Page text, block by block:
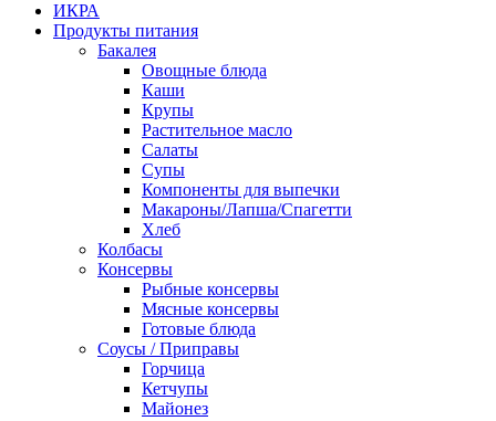
ИКРА
Продукты питания
Бакалея
Овощные блюда
Каши
Крупы
Растительное масло
Салаты
Супы
Компоненты для выпечки
Макароны/Лапша/Спагетти
Хлеб
Колбасы
Консервы
Рыбные консервы
Мясные консервы
Готовые блюда
Соусы / Приправы
Горчица
Кетчупы
Майонез